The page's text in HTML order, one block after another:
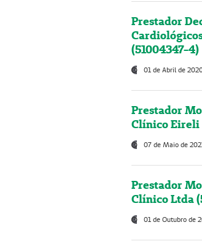
Prestador
(51004347-4)
01 de Abril de
Prestador
Clínico Eireli
07 de Maio de
Prestador
Clínico Ltda
01 de Outubro de